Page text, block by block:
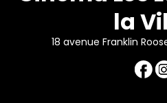
la
18 avenue Franklin